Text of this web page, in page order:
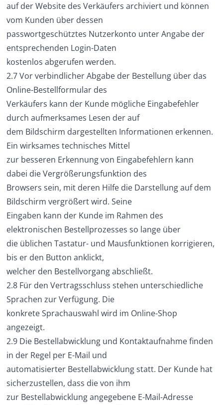
auf der Website des Verkäufers archiviert und können
vom Kunden über dessen
passwortgeschütztes Nutzerkonto unter Angabe der
entsprechenden Login-Daten
kostenlos abgerufen werden.
2.7 Vor verbindlicher Abgabe der Bestellung über das
Online-Bestellformular des
Verkäufers kann der Kunde mögliche Eingabefehler
durch aufmerksames Lesen der auf
dem Bildschirm dargestellten Informationen erkennen.
Ein wirksames technisches Mittel
zur besseren Erkennung von Eingabefehlern kann
dabei die Vergrößerungsfunktion des
Browsers sein, mit deren Hilfe die Darstellung auf dem
Bildschirm vergrößert wird. Seine
Eingaben kann der Kunde im Rahmen des
elektronischen Bestellprozesses so lange über
die üblichen Tastatur- und Mausfunktionen korrigieren,
bis er den Button anklickt,
welcher den Bestellvorgang abschließt.
2.8 Für den Vertragsschluss stehen unterschiedliche
Sprachen zur Verfügung. Die
konkrete Sprachauswahl wird im Online-Shop
angezeigt.
2.9 Die Bestellabwicklung und Kontaktaufnahme finden
in der Regel per E-Mail und
automatisierter Bestellabwicklung statt. Der Kunde hat
sicherzustellen, dass die von ihm
zur Bestellabwicklung angegebene E-Mail-Adresse